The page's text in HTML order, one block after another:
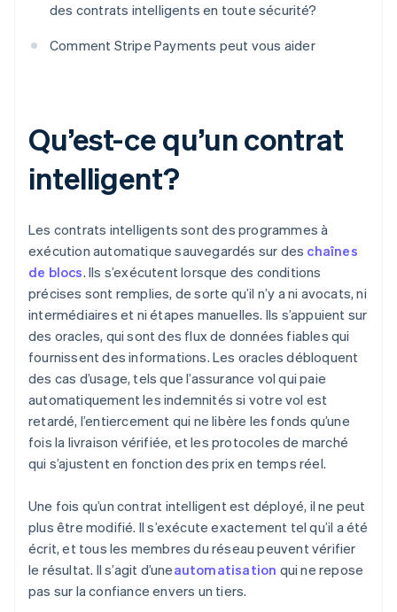
des contrats intelligents en toute sécurité?
Comment Stripe Payments peut vous aider
Qu’est-ce qu’un contrat
intelligent?
Les contrats intelligents sont des programmes à
exécution automatique sauvegardés sur des chaînes
de blocs. Ils s’exécutent lorsque des conditions
précises sont remplies, de sorte qu’il n’y a ni avocats, ni
intermédiaires et ni étapes manuelles. Ils s’appuient sur
des oracles, qui sont des flux de données fiables qui
fournissent des informations. Les oracles débloquent
des cas d’usage, tels que l’assurance vol qui paie
automatiquement les indemnités si votre vol est
retardé, l’entiercement qui ne libère les fonds qu’une
fois la livraison vérifiée, et les protocoles de marché
qui s’ajustent en fonction des prix en temps réel.
Une fois qu’un contrat intelligent est déployé, il ne peut
plus être modifié. Il s’exécute exactement tel qu’il a été
écrit, et tous les membres du réseau peuvent vérifier
le résultat. Il s’agit d’uneautomatisation qui ne repose
pas sur la confiance envers un tiers.